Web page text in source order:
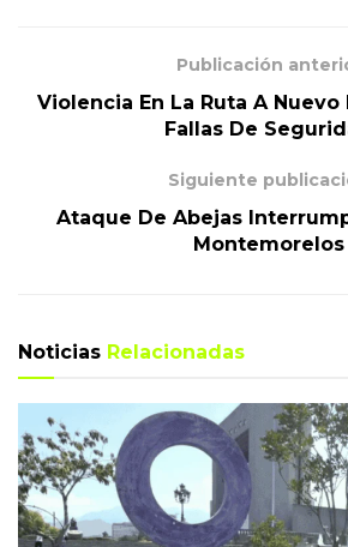
Publicación
Violencia En La Ruta A Nuevo
Fallas De
Siguiente
Ataque De Abejas
Montemorelos
Noticias Relacionadas